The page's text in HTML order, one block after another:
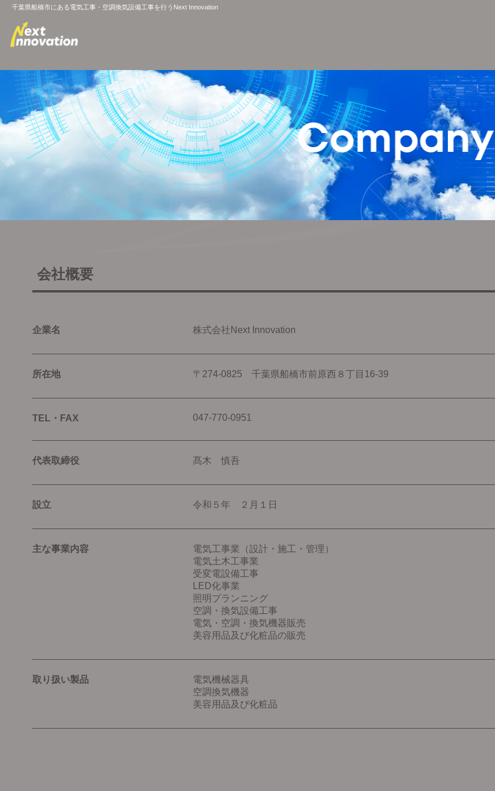
千葉県船橋市にある電気工事・空調換気設備工事を行うNext Innovation
Company
会社概要
企業名 株式会社Next Innovation
所在地 〒274-0825 千葉県船橋市前原西８丁目16-39
TEL・FAX 047-770-0951
代表取締役 髙木 慎吾
設立 令和５年 ２月１日
主な事業内容
電気工事業（設計・施工・管理）
電気土木工事業
受変電設備工事
LED化事業
照明プランニング
空調・換気設備工事
電気・空調・換気機器販売
美容用品及び化粧品の販売
取り扱い製品
電気機械器具
空調換気機器
美容用品及び化粧品